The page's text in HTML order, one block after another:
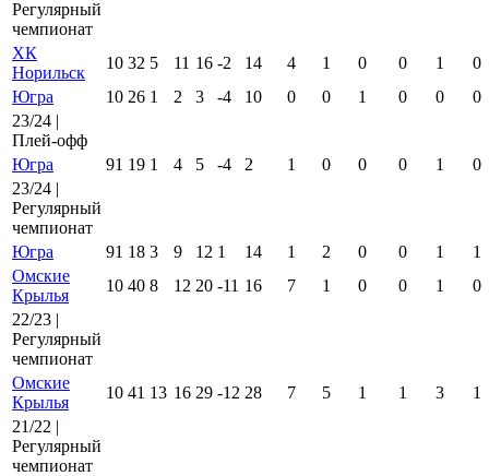
Регулярный
чемпионат
ХК
Норильск
10 32 5 11 16 -2 14 4 1 0 0 1
0
Югра
10 26 1 2 3 -4 10 0 0 1 0 0
0
23/24 |
Плей-офф
Югра
91 19 1 4 5 -4 2 1 0 0 0 1
0
23/24 |
Регулярный
чемпионат
Югра
91 18 3 9 12 1 14 1 2 0 0 1
1
Омские
Крылья
10 40 8 12 20 -11 16 7 1 0 0 1
0
22/23 |
Регулярный
чемпионат
Омские
Крылья
10 41 13 16 29 -12 28 7 5 1 1 3
1
21/22 |
Регулярный
чемпионат